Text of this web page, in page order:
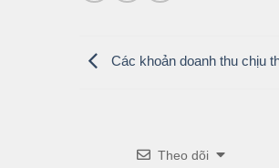
Các khoản doanh thu chịu
Theo dõi